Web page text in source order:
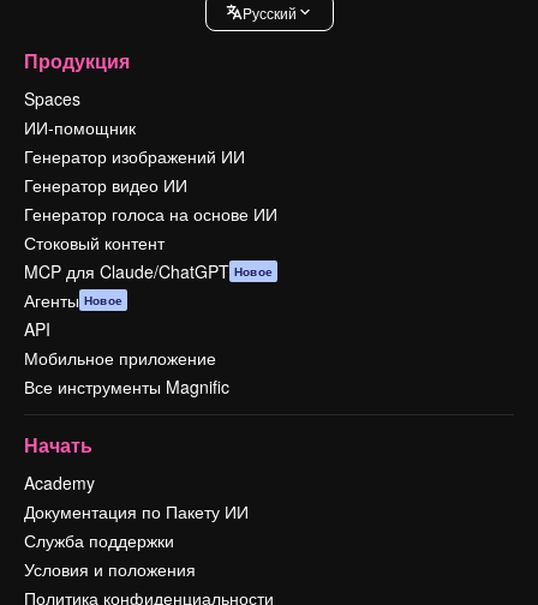
Pусский
Продукция
Spaces
ИИ-помощник
Генератор изображений ИИ
Генератор видео ИИ
Генератор голоса на основе ИИ
Стоковый контент
MCP для Claude/ChatGPT Новое
Агенты Новое
API
Мобильное приложение
Все инструменты Magnific
Начать
Academy
Документация по Пакету ИИ
Служба поддержки
Условия и положения
Политика конфиденциальности